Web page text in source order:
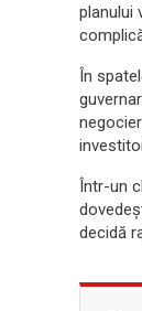
planului
În
Într-un
decidă